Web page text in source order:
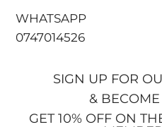
WHATSAPP
0747014526
SIGN UP FOR
&
GET 10% OFF ON